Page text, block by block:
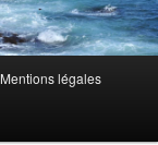
Mentions légales